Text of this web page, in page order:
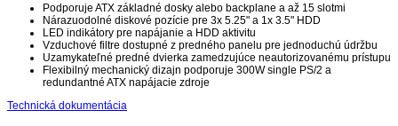
Podporuje ATX základné dosky alebo backplane a až 15 slotmi
Nárazuodolné diskové pozície pre 3x 5.25" a 1x 3.5" HDD
LED indikátory pre napájanie a HDD aktivitu
Vzduchové filtre dostupné z predného panelu pre jednoduchú údržbu
Uzamykateľné predné dvierka zamedzujúce neautorizovanému prístupu
Flexibilný mechanický dizajn podporuje 300W single PS/2 a
redundantné ATX napájacie zdroje
Technická dokumentácia